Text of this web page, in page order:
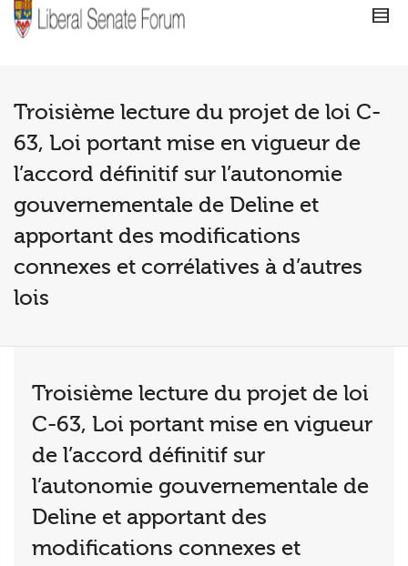
Troisième lecture du projet de loi C-
63, Loi portant mise en vigueur de
l’accord définitif sur l’autonomie
gouvernementale de Deline et
apportant des modifications
connexes et corrélatives à d’autres
lois
Troisième lecture du projet de loi
C-63, Loi portant mise en vigueur
de l’accord définitif sur
l’autonomie gouvernementale de
Deline et apportant des
modifications connexes et